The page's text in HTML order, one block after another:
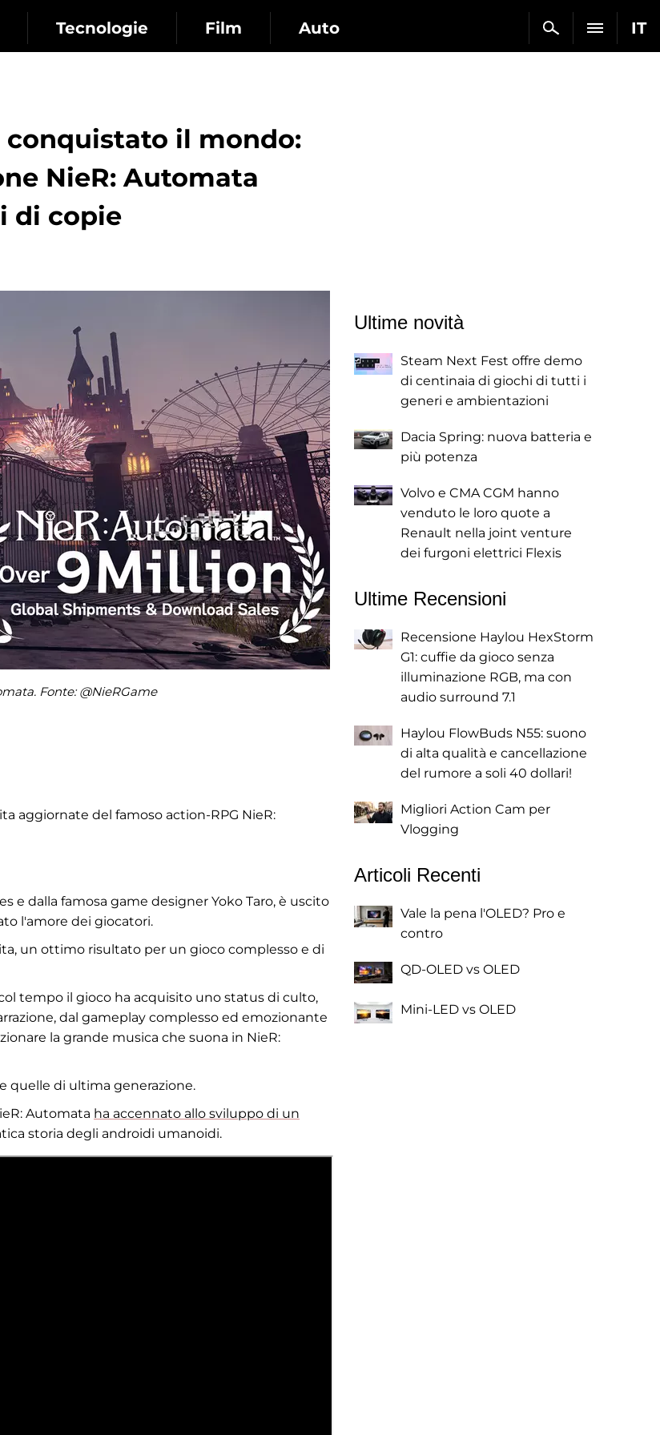
IT
Tecnologie Film Auto
il mondo:
NieR: Automata
di copie
Fonte: @NieRGame
aggiornate del famoso action-RPG NieR:
e dalla famosa game designer Yoko Taro, è uscito
l'amore dei giocatori.
un ottimo risultato per un gioco complesso e di
tempo il gioco ha acquisito uno status di culto,
dal gameplay complesso ed emozionante
la grande musica che suona in NieR:
quelle di ultima generazione.
Automata ha accennato allo sviluppo di un
storia degli androidi umanoidi.
Ultime novità
Steam Next Fest offre demo
di centinaia di giochi di tutti i
generi e ambientazioni
Dacia Spring: nuova batteria e
più potenza
Volvo e CMA CGM hanno
venduto le loro quote a
Renault nella joint venture
dei furgoni elettrici Flexis
Ultime Recensioni
Recensione Haylou HexStorm
G1: cuffie da gioco senza
illuminazione RGB, ma con
audio surround 7.1
Haylou FlowBuds N55: suono
di alta qualità e cancellazione
del rumore a soli 40 dollari!
Migliori Action Cam per
Vlogging
Articoli Recenti
Vale la pena l'OLED? Pro e
contro
QD-OLED vs OLED
Mini-LED vs OLED